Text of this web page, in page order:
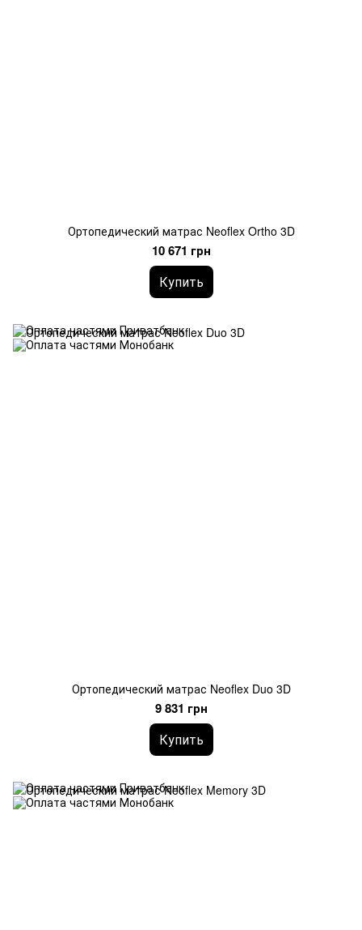
Ортопедический матрас Neoflex Ortho 3D
10 671 грн
Купить
Ортопедический матрас Neoflex Duo 3D
9 831 грн
Купить